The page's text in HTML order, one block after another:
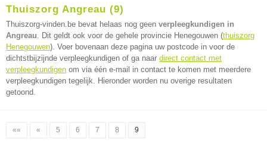
Thuiszorg Angreau (9)
Thuiszorg-vinden.be bevat helaas nog geen verpleegkundigen in
Angreau. Dit geldt ook voor de gehele provincie Henegouwen (thuiszorg
Henegouwen). Voer bovenaan deze pagina uw postcode in voor de
dichtstbijzijnde verpleegkundigen of ga naar direct contact met
verpleegkundigen om via één e-mail in contact te komen met meerdere
verpleegkundigen tegelijk. Hieronder worden nu overige resultaten
getoond.
«« « 5 6 7 8 9